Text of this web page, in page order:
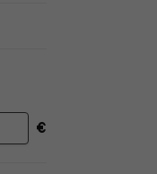
цена
цена
€